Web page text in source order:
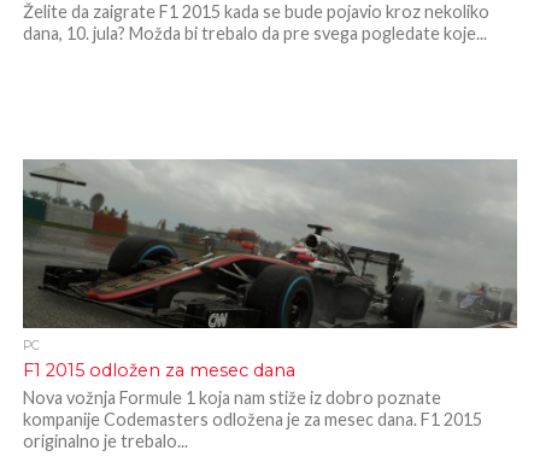
Želite da zaigrate F1 2015 kada se bude pojavio kroz nekoliko
dana, 10. jula? Možda bi trebalo da pre svega pogledate koje...
PC
F1 2015 odložen za mesec dana
Nova vožnja Formule 1 koja nam stiže iz dobro poznate
kompanije Codemasters odložena je za mesec dana. F1 2015
originalno je trebalo...